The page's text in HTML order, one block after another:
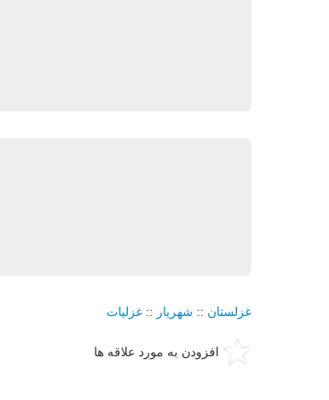
غزلستان :: شهریار :: غزلیات
افزودن به مورد علاقه ها